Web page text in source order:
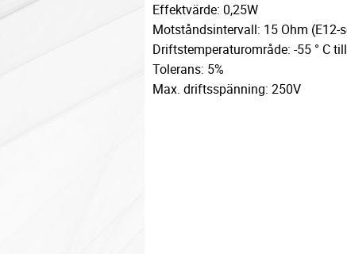
Effektvärde: 0,25W
Motståndsintervall: 15 Ohm (E12-
Driftstemperaturområde: -55 ° C
Tolerans: 5%
Max. driftsspänning: 250V